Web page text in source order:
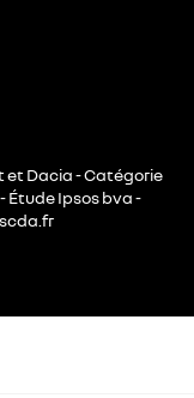
et Dacia - Catégorie
Ipsos bva -